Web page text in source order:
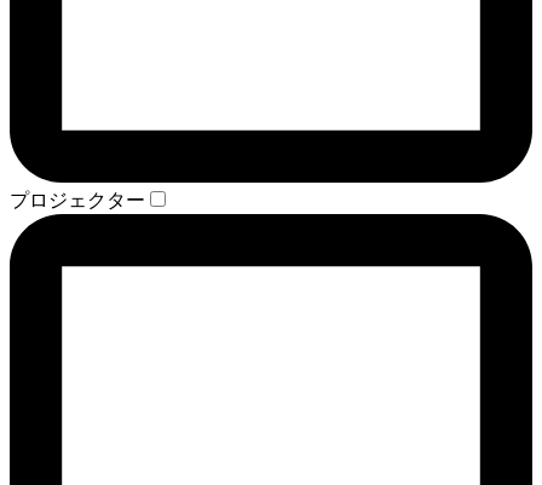
プロジェクター